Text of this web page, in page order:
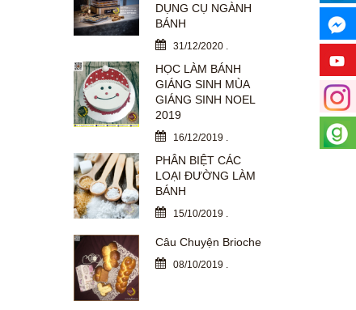
DỤNG CỤ NGÀNH
BÁNH
31/12/2020.
HỌC LÀM BÁNH
GIÁNG SINH MÙA
GIÁNG SINH NOEL
2019
16/12/2019 .
PHÂN BIỆT CÁC
LOẠI ĐƯỜNG LÀM
BÁNH
15/10/2019 .
Câu Chuyện Brioche
08/10/2019 .